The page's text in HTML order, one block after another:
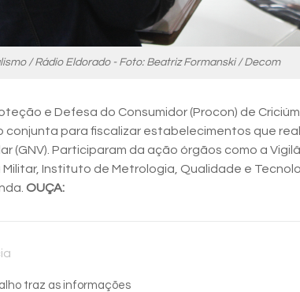
/ Rádio Eldorado - Foto: Beatriz Formanski / Decom
e Defesa do Consumidor (Procon) de
conjunta para fiscalizar estabelecimentos que
(GNV). Participaram da ação órgãos como a
Militar, Instituto de Metrologia, Qualidade e
OUÇA:
traz as informações